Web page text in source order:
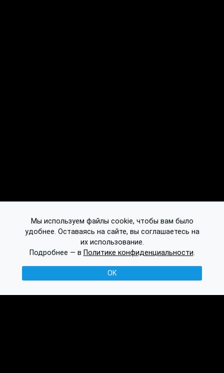
Мы используем файлы cookie, чтобы вам было
удобнее. Оставаясь на сайте, вы соглашаетесь на
их использование.
Подробнее — в Политике конфиденциальности.
OK